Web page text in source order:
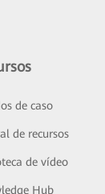
de caso
de recursos
de vídeo
Hub